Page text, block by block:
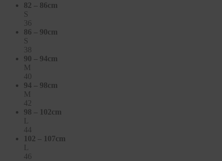
82 – 86cm
S
36
86 – 90cm
S
38
90 – 94cm
M
40
94 – 98cm
M
42
98 – 102cm
L
44
102 – 107cm
L
46